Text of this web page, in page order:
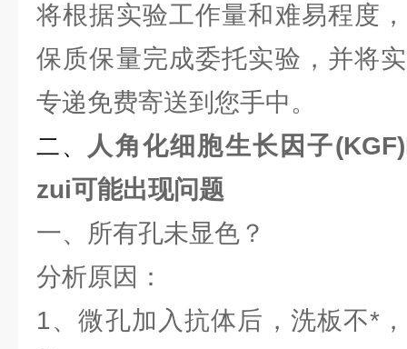
将根据实验工作量和难易程度
保质保量完成委托实验，并将
专递免费寄送到您手中。
二、
人角化细胞生长因子
zui可能出现问题
一、所有孔未显色？
分析原因：
1、微孔加入抗体后，洗板不*